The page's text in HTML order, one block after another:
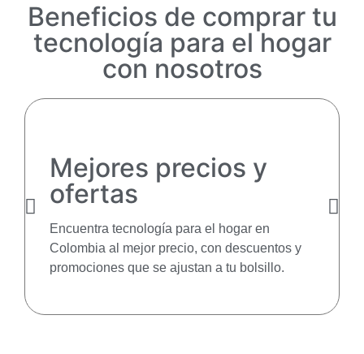
Beneficios de comprar tu
tecnología para el hogar
con nosotros
Mejores precios y
ofertas
Encuentra tecnología para el hogar en
Colombia al mejor precio, con descuentos y
promociones que se ajustan a tu bolsillo.